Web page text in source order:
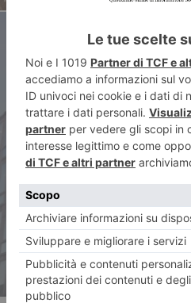
ARTICOLO
Rai Torino
Cirio e Lo